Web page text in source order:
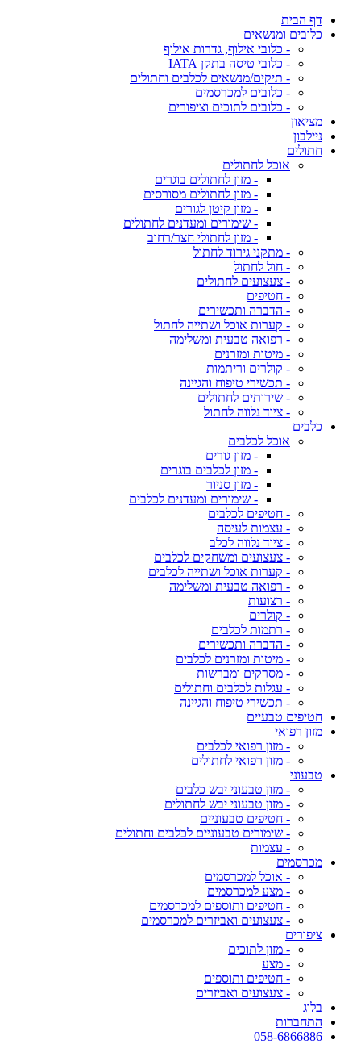
דף הבית
כלובים ומנשאים
- כלובי אילוף, גדרות אילוף
- כלובי טיסה בתקן IATA
- תיקים/מנשאים לכלבים וחתולים
- כלובים למכרסמים
- כלובים לתוכים וציפורים
מציאון
ניילבון
חתולים
אוכל לחתולים
- מזון לחתולים בוגרים
- מזון לחתולים מסורסים
- מזון קיטן לגורים
- שימורים ומעדנים לחתולים
- מזון לחתולי חצר/רחוב
- מתקני גירוד לחתול
- חול לחתול
- צעצועים לחתולים
- חטיפים
- הדברה ותכשירים
- קערות אוכל ושתייה לחתול
- רפואה טבעית ומשלימה
- מיטות ומזרנים
- קולרים וריתמות
- תכשירי טיפוח והגיינה
- שירותים לחתולים
- ציוד נלווה לחתול
כלבים
אוכל לכלבים
- מזון גורים
- מזון לכלבים בוגרים
- מזון סניור
- שימורים ומעדנים לכלבים
- חטיפים לכלבים
- עצמות לעיסה
- ציוד נלווה לכלב
- צעצועים ומשחקים לכלבים
- קערות אוכל ושתייה לכלבים
- רפואה טבעית ומשלימה
- רצועות
- קולרים
- רתמות לכלבים
- הדברה ותכשירים
- מיטות ומזרנים לכלבים
- מסרקים ומברשות
- עגלות לכלבים וחתולים
- תכשירי טיפוח והגיינה
חטיפים טבעיים
מזון רפואי
- מזון רפואי לכלבים
- מזון רפואי לחתולים
טבעוני
- מזון טבעוני יבש כלבים
- מזון טבעוני יבש לחתולים
- חטיפים טבעוניים
- שימורים טבעוניים לכלבים וחתולים
- עצמות
מכרסמים
- אוכל למכרסמים
- מצע למכרסמים
- חטיפים ותוספים למכרסמים
- צעצועים ואביזרים למכרסמים
ציפורים
- מזון לתוכים
- מצע
- חטיפים ותוספים
- צעצועים ואביזרים
בלוג
התחברות
058-6866886